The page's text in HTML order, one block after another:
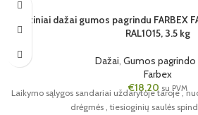
Matiniai dažai gumos pagrindu FARBEX
RAL1015, 3.5 kg
Dažai, Gumos pagrindo
Farbex
€18,20 su PVM
Laikymo sąlygos sandariai uždarytoje taroje ,
drėgmės , tiesioginių saulės